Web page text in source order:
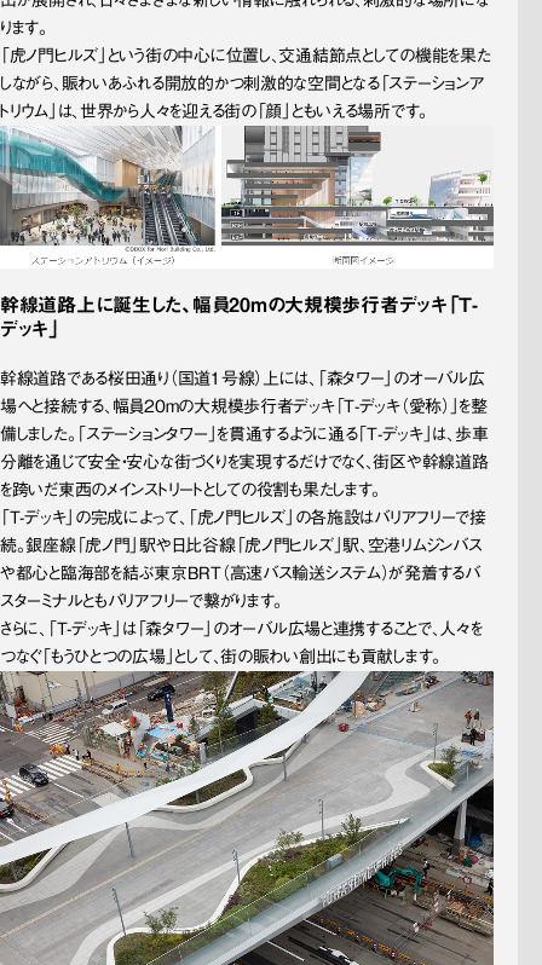
ります。
「虎ノ門ヒルズ」という街の中心に位置し、交通結節点としての機能を果た
しながら、賑わいあふれる開放的かつ刺激的な空間となる「ステーションア
トリウム」は、世界から人々を迎える街の「顔」ともいえる場所です。
幹線道路上に誕生した、幅員20ｍの大規模歩行者デッキ「T-
デッキ」
幹線道路である桜田通り（国道１号線）上には、「森タワー」のオーバル広
場へと接続する、幅員20mの大規模歩行者デッキ「T-デッキ（愛称）」を整
備しました。「ステーションタワー」を貫通するように通る「T-デッキ」は、歩車
分離を通じて安全・安心な街づくりを実現するだけでなく、街区や幹線道路
を跨いだ東西のメインストリートとしての役割も果たします。
「T-デッキ」の完成によって、「虎ノ門ヒルズ」の各施設はバリアフリーで接
続。銀座線「虎ノ門」駅や日比谷線「虎ノ門ヒルズ」駅、空港リムジンバス
や都心と臨海部を結ぶ東京BRT（高速バス輸送システム）が発着するバ
スターミナルともバリアフリーで繋がります。
さらに、「T-デッキ」は「森タワー」のオーバル広場と連携することで、人々を
つなぐ「もうひとつの広場」として、街の賑わい創出にも貢献します。